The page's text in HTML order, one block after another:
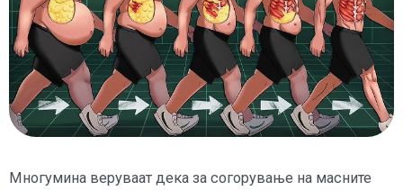
Многумина веруваат дека за согорување на масните